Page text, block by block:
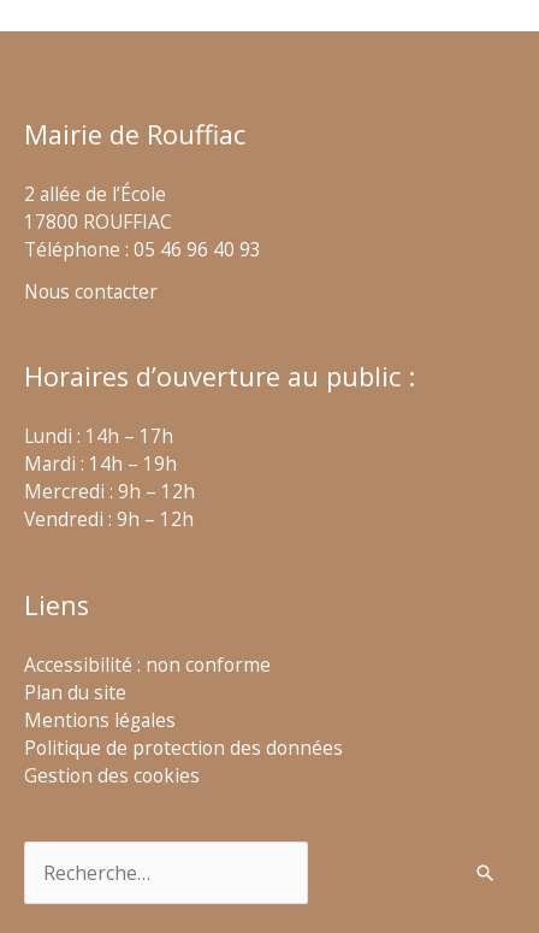
Mairie de Rouffiac
2 allée de l’École
17800 ROUFFIAC
Téléphone : 05 46 96 40 93
Nous contacter
Horaires d’ouverture au public :
Lundi : 14h – 17h
Mardi : 14h – 19h
Mercredi : 9h – 12h
Vendredi : 9h – 12h
Liens
Accessibilité : non conforme
Plan du site
Mentions légales
Politique de protection des données
Gestion des cookies